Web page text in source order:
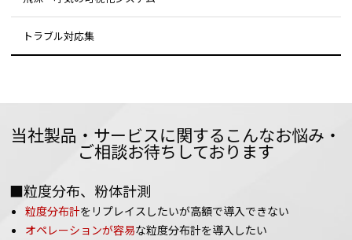
トラブル対応集
当社製品・サービスに関するこんなお悩み・
ご相談お待ちしております
■粒度分布、粉体計測
粒度分布計をリプレイスしたいが高額で導入できない
オペレーションが容易な粒度分布計を導入したい